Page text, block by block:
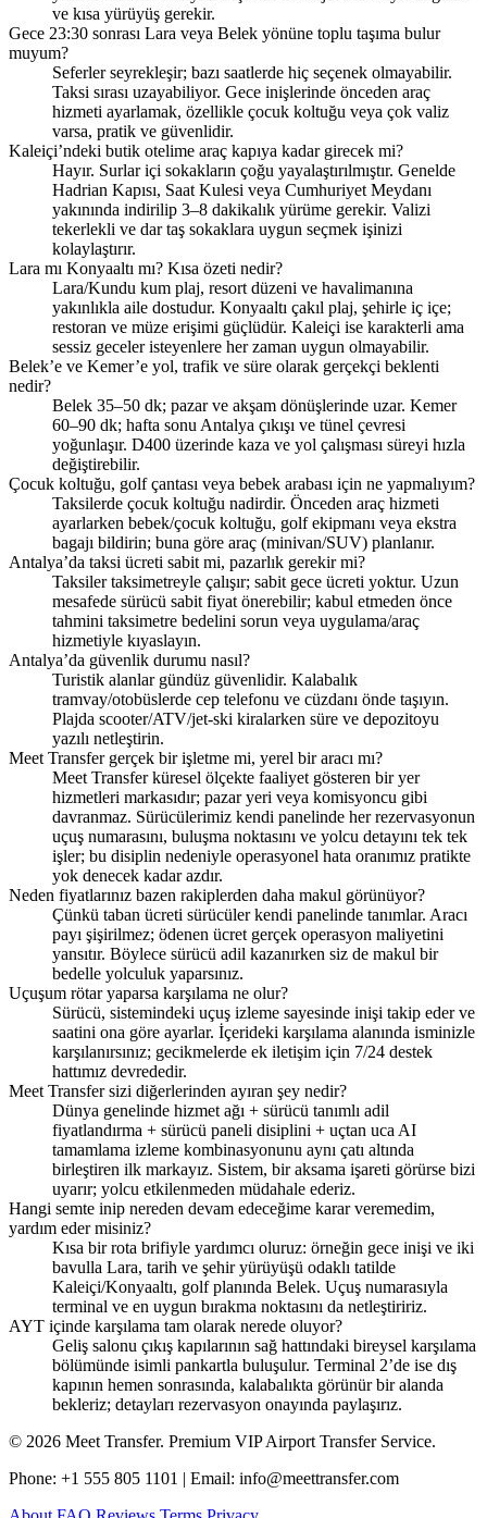
ve kısa yürüyüş gerekir.
Gece 23:30 sonrası Lara veya Belek yönüne toplu taşıma bulur
muyum?
Seferler seyrekleşir; bazı saatlerde hiç seçenek olmayabilir.
Taksi sırası uzayabiliyor. Gece inişlerinde önceden araç
hizmeti ayarlamak, özellikle çocuk koltuğu veya çok valiz
varsa, pratik ve güvenlidir.
Kaleiçi’ndeki butik otelime araç kapıya kadar girecek mi?
Hayır. Surlar içi sokakların çoğu yayalaştırılmıştır. Genelde
Hadrian Kapısı, Saat Kulesi veya Cumhuriyet Meydanı
yakınında indirilip 3–8 dakikalık yürüme gerekir. Valizi
tekerlekli ve dar taş sokaklara uygun seçmek işinizi
kolaylaştırır.
Lara mı Konyaaltı mı? Kısa özeti nedir?
Lara/Kundu kum plaj, resort düzeni ve havalimanına
yakınlıkla aile dostudur. Konyaaltı çakıl plaj, şehirle iç içe;
restoran ve müze erişimi güçlüdür. Kaleiçi ise karakterli ama
sessiz geceler isteyenlere her zaman uygun olmayabilir.
Belek’e ve Kemer’e yol, trafik ve süre olarak gerçekçi beklenti
nedir?
Belek 35–50 dk; pazar ve akşam dönüşlerinde uzar. Kemer
60–90 dk; hafta sonu Antalya çıkışı ve tünel çevresi
yoğunlaşır. D400 üzerinde kaza ve yol çalışması süreyi hızla
değiştirebilir.
Çocuk koltuğu, golf çantası veya bebek arabası için ne yapmalıyım?
Taksilerde çocuk koltuğu nadirdir. Önceden araç hizmeti
ayarlarken bebek/çocuk koltuğu, golf ekipmanı veya ekstra
bagajı bildirin; buna göre araç (minivan/SUV) planlanır.
Antalya’da taksi ücreti sabit mi, pazarlık gerekir mi?
Taksiler taksimetreyle çalışır; sabit gece ücreti yoktur. Uzun
mesafede sürücü sabit fiyat önerebilir; kabul etmeden önce
tahmini taksimetre bedelini sorun veya uygulama/araç
hizmetiyle kıyaslayın.
Antalya’da güvenlik durumu nasıl?
Turistik alanlar gündüz güvenlidir. Kalabalık
tramvay/otobüslerde cep telefonu ve cüzdanı önde taşıyın.
Plajda scooter/ATV/jet-ski kiralarken süre ve depozitoyu
yazılı netleştirin.
Meet Transfer gerçek bir işletme mi, yerel bir aracı mı?
Meet Transfer küresel ölçekte faaliyet gösteren bir yer
hizmetleri markasıdır; pazar yeri veya komisyoncu gibi
davranmaz. Sürücülerimiz kendi panelinde her rezervasyonun
uçuş numarasını, buluşma noktasını ve yolcu detayını tek tek
işler; bu disiplin nedeniyle operasyonel hata oranımız pratikte
yok denecek kadar azdır.
Neden fiyatlarınız bazen rakiplerden daha makul görünüyor?
Çünkü taban ücreti sürücüler kendi panelinde tanımlar. Aracı
payı şişirilmez; ödenen ücret gerçek operasyon maliyetini
yansıtır. Böylece sürücü adil kazanırken siz de makul bir
bedelle yolculuk yaparsınız.
Uçuşum rötar yaparsa karşılama ne olur?
Sürücü, sistemindeki uçuş izleme sayesinde inişi takip eder ve
saatini ona göre ayarlar. İçerideki karşılama alanında isminizle
karşılanırsınız; gecikmelerde ek iletişim için 7/24 destek
hattımız devrededir.
Meet Transfer sizi diğerlerinden ayıran şey nedir?
Dünya genelinde hizmet ağı + sürücü tanımlı adil
fiyatlandırma + sürücü paneli disiplini + uçtan uca AI
tamamlama izleme kombinasyonunu aynı çatı altında
birleştiren ilk markayız. Sistem, bir aksama işareti görürse bizi
uyarır; yolcu etkilenmeden müdahale ederiz.
Hangi semte inip nereden devam edeceğime karar veremedim,
yardım eder misiniz?
Kısa bir rota brifiyle yardımcı oluruz: örneğin gece inişi ve iki
bavulla Lara, tarih ve şehir yürüyüşü odaklı tatilde
Kaleiçi/Konyaaltı, golf planında Belek. Uçuş numarasıyla
terminal ve en uygun bırakma noktasını da netleştiririz.
AYT içinde karşılama tam olarak nerede oluyor?
Geliş salonu çıkış kapılarının sağ hattındaki bireysel karşılama
bölümünde isimli pankartla buluşulur. Terminal 2’de ise dış
kapının hemen sonrasında, kalabalıkta görünür bir alanda
bekleriz; detayları rezervasyon onayında paylaşırız.
© 2026 Meet Transfer. Premium VIP Airport Transfer Service.
Phone: +1 555 805 1101 | Email: info@meettransfer.com